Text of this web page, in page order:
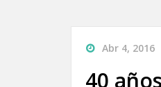
Abr 4, 2016
40